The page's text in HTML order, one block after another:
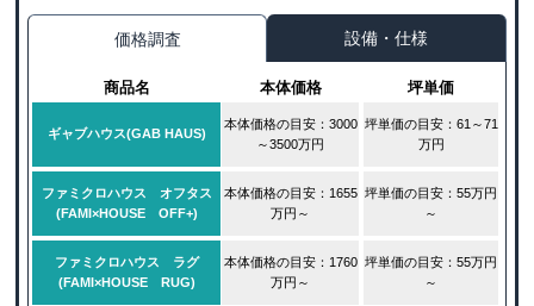
価格調査 設備・仕様
商品名 本体価格 坪単価
ギャブハウス(GAB HAUS)
本体価格の目安：3000
～3500万円
坪単価の目安：61～71
万円
ファミクロハウス オフタス
(FAMI×HOUSE OFF+)
本体価格の目安：1655
万円～
坪単価の目安：55万円
～
ファミクロハウス ラグ
(FAMI×HOUSE RUG)
本体価格の目安：1760
万円～
坪単価の目安：55万円
～